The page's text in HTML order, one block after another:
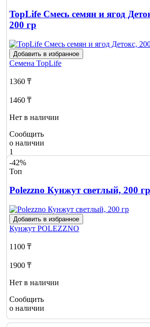
TopLife Смесь семян и ягод
200 гр
Добавить в избранное
Семена TopLife
1360 ₸
1460 ₸
Нет в наличии
Сообщить
о наличии
1
-42%
Топ
Polezzno Кунжут светлый, 200 гр
Добавить в избранное
Кунжут POLEZZNO
1100 ₸
1900 ₸
Нет в наличии
Сообщить
о наличии